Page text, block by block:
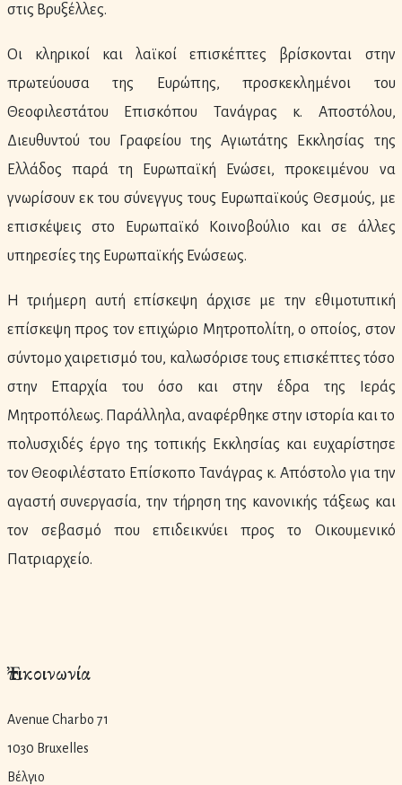
στις Βρυξέλλες.
Οι κληρικοί και λαϊκοί επισκέπτες βρίσκονται στην
πρωτεύουσα της Ευρώπης, προσκεκλημένοι του
Θεοφιλεστάτου Επισκόπου Τανάγρας κ. Αποστόλου,
Διευθυντού του Γραφείου της Αγιωτάτης Εκκλησίας της
Ελλάδος παρά τη Ευρωπαϊκή Ενώσει, προκειμένου να
γνωρίσουν εκ του σύνεγγυς τους Ευρωπαϊκούς Θεσμούς, με
επισκέψεις στο Ευρωπαϊκό Κοινοβούλιο και σε άλλες
υπηρεσίες της Ευρωπαϊκής Ενώσεως.
Η τριήμερη αυτή επίσκεψη άρχισε με την εθιμοτυπική
επίσκεψη προς τον επιχώριο Μητροπολίτη, ο οποίος, στον
σύντομο χαιρετισμό του, καλωσόρισε τους επισκέπτες τόσο
στην Επαρχία του όσο και στην έδρα της Ιεράς
Μητροπόλεως. Παράλληλα, αναφέρθηκε στην ιστορία και το
πολυσχιδές έργο της τοπικής Εκκλησίας και ευχαρίστησε
τον Θεοφιλέστατο Επίσκοπο Τανάγρας κ. Απόστολο για την
αγαστή συνεργασία, την τήρηση της κανονικής τάξεως και
τον σεβασμό που επιδεικνύει προς το Οικουμενικό
Πατριαρχείο.
Ἐπικοινωνία
Avenue Charbo 71
1030 Bruxelles
Βέλγιο